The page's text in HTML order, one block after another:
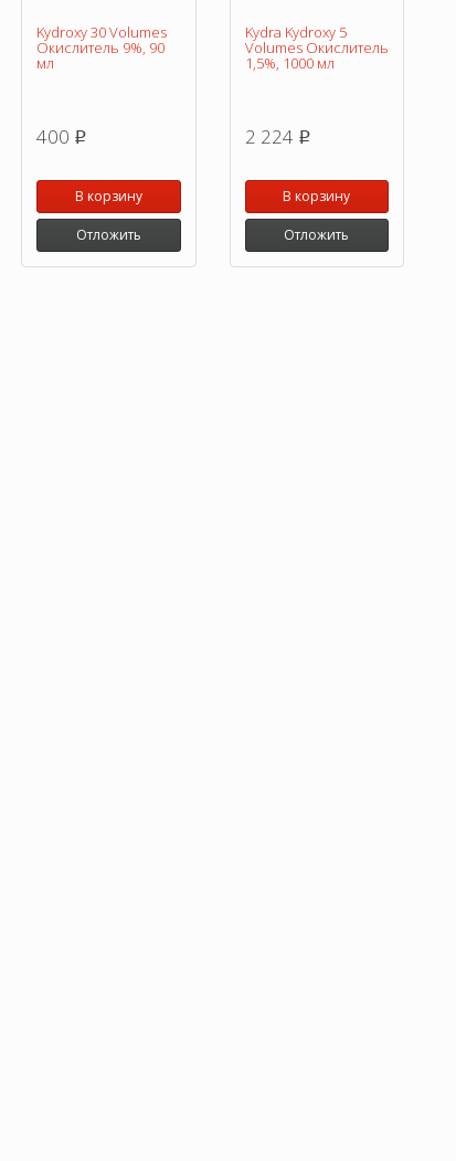
Kydroxy 30 Volumes
Окислитель 9%, 90
мл
400 p
В корзину
Отложить
Kydra Kydroxy 5
Volumes Окислитель
1,5%, 1000 мл
2 224 p
В корзину
Отложить